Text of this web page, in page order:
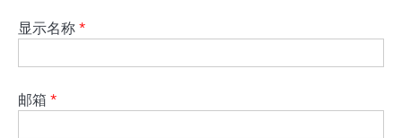
显示名称 *
邮箱 *